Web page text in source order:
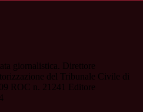
giornalistica. Direttore
del Tribunale Civile di
ROC n. 21241 Editore